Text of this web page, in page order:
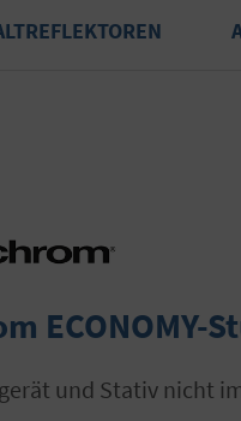
ECONOMY-
und Stativ nicht